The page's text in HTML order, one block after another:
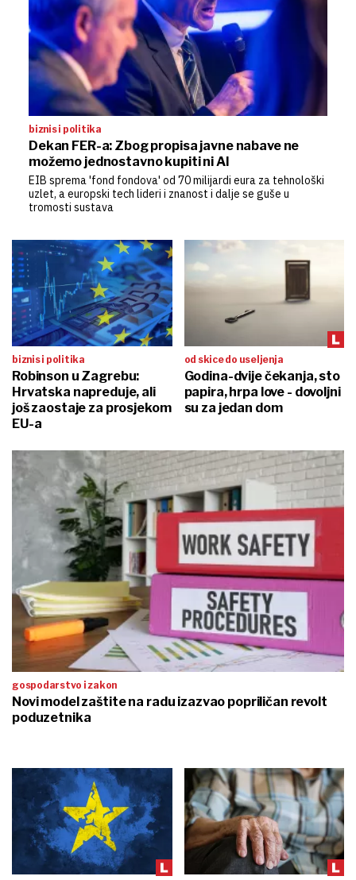
biznis i politika
Dekan FER-a: Zbog propisa javne nabave ne
možemo jednostavno kupiti ni AI
EIB sprema 'fond fondova' od 70 milijardi eura za tehnološki
uzlet, a europski tech lideri i znanost i dalje se guše u
tromosti sustava
biznis i politika
Robinson u Zagrebu:
Hrvatska napreduje, ali
još zaostaje za prosjekom
EU-a
od skice do useljenja
Godina-dvije čekanja, sto
papira, hrpa love - dovoljni
su za jedan dom
gospodarstvo i zakon
Novi model zaštite na radu izazvao popriličan revolt
poduzetnika